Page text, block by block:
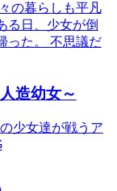
の暮らしも平凡
る日、少女が倒
った。 不思議だ
造幼女～
少女達が戦うア